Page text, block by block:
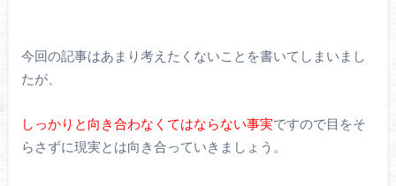
今回の記事はあまり考えたくないことを書いてしまいまし
たが、
しっかりと向き合わなくてはならない事実ですので目をそ
らさずに現実とは向き合っていきましょう。